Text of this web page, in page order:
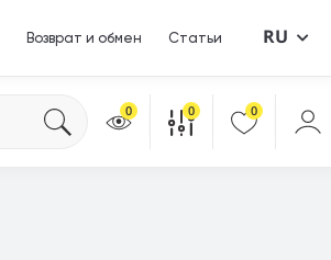
Возврат и обмен Статьи RU
0 0 0